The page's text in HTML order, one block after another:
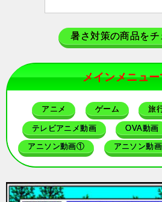
暑さ対策の商品をチ
メインメニュー
アニメ ゲーム 旅
テレビアニメ動画 OVA動画
アニソン動画① アニソン動